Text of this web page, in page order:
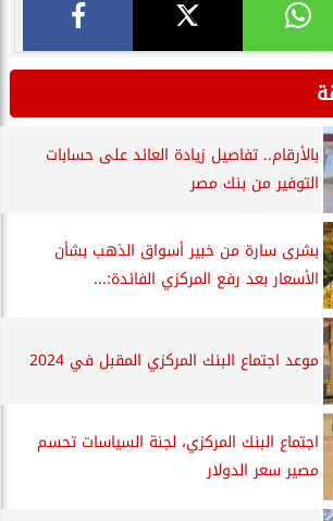
بالأرقام.. تفاصيل زيادة العائد على حسابات
التوفير من بنك مصر
بشرى سارة من خبير أسواق الذهب بشأن
الأسعار بعد رفع المركزي الفائدة:...
موعد اجتماع البنك المركزي المقبل في 2024
اجتماع البنك المركزي، لجنة السياسات تحسم
مصير سعر الدولار